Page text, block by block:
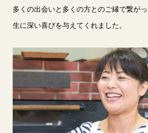
多くの出会いと多くの方とのご縁で繋が
生に深い喜びを与えてくれました。